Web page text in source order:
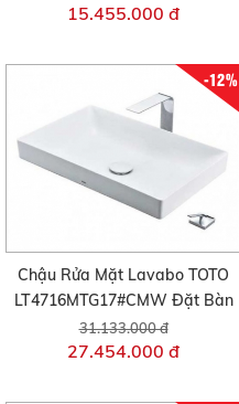
15.455.000 đ
-12%
Chậu Rửa Mặt Lavabo TOTO
LT4716MTG17#CMW Đặt Bàn
31.133.000 đ
27.454.000 đ